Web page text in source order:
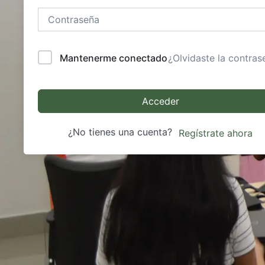
Mantenerme conectado¿Olvidaste la
Acceder
¿No tienes una cuenta? Regístrate ahora